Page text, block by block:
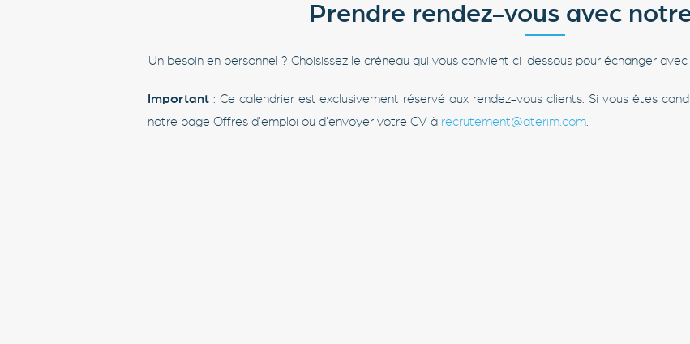
Prendre rendez-vous avec
Un besoin en personnel ? Choisissez le créneau qui vous convient ci-dessous pour échanger avec
Important : Ce calendrier est exclusivement réservé aux rendez-vous clients. Si vous êtes
notre page Offres d'emploi ou d'envoyer votre CV à recrutement@aterim.com